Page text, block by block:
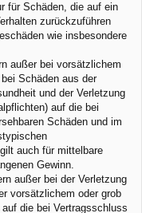
für Schäden, die auf ein
zurückzuführen
wie insbesondere
außer bei vorsätzlichem
Schäden aus der
und der Verletzung
auf die bei
Schäden und im
auch für mittelbare
Gewinn.
außer bei der Verletzung
vorsätzlichem oder grob
die bei Vertragsschluss